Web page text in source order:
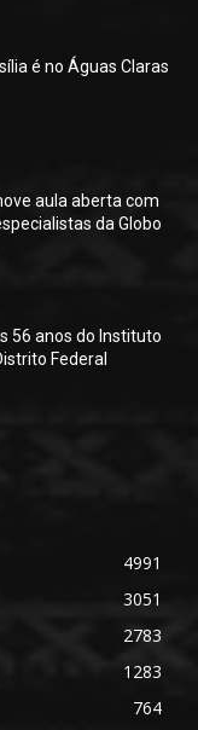
é no Águas Claras
aula aberta com
da Globo
56 anos do Instituto
Federal
4991
3051
2783
1283
764